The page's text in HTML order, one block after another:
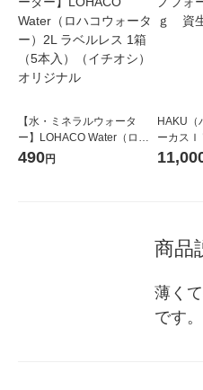
【水・ミネラルウォータ
ー】LOHACO Water（ロハ
コウォーター）2L ラベルレ
490円
HAKU
ーカス
堂 おま
商品
薄く
です。